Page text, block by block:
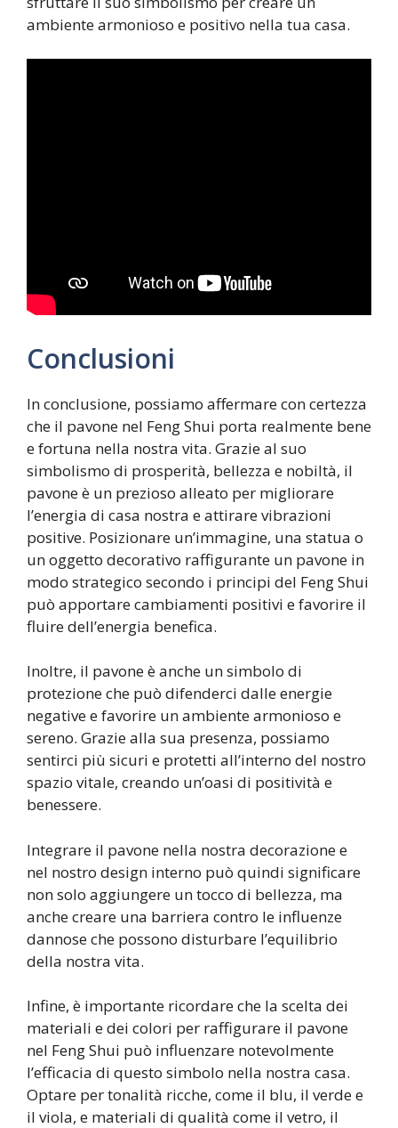
ambiente armonioso e positivo nella tua casa.
Conclusioni
In conclusione, possiamo affermare con certezza
che il pavone nel Feng Shui porta realmente bene
e fortuna nella nostra vita. Grazie al suo
simbolismo di prosperità, bellezza e nobiltà, il
pavone è un prezioso alleato per migliorare
l’energia di casa nostra e attirare vibrazioni
positive. Posizionare un’immagine, una statua o
un oggetto decorativo raffigurante un pavone in
modo strategico secondo i principi del Feng Shui
può apportare cambiamenti positivi e favorire il
fluire dell’energia benefica.
Inoltre, il pavone è anche un simbolo di
protezione che può difenderci dalle energie
negative e favorire un ambiente armonioso e
sereno. Grazie alla sua presenza, possiamo
sentirci più sicuri e protetti all’interno del nostro
spazio vitale, creando un’oasi di positività e
benessere.
Integrare il pavone nella nostra decorazione e
nel nostro design interno può quindi significare
non solo aggiungere un tocco di bellezza, ma
anche creare una barriera contro le influenze
dannose che possono disturbare l’equilibrio
della nostra vita.
Infine, è importante ricordare che la scelta dei
materiali e dei colori per raffigurare il pavone
nel Feng Shui può influenzare notevolmente
l’efficacia di questo simbolo nella nostra casa.
Optare per tonalità ricche, come il blu, il verde e
il viola, e materiali di qualità come il vetro, il